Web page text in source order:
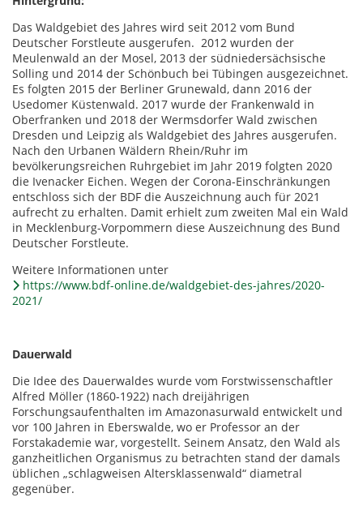
Das Waldgebiet des Jahres wird seit 2012 vom Bund
Deutscher Forstleute ausgerufen. 2012 wurden der
Meulenwald an der Mosel, 2013 der südniedersächsische
Solling und 2014 der Schönbuch bei Tübingen ausgezeichnet.
Es folgten 2015 der Berliner Grunewald, dann 2016 der
Usedomer Küstenwald. 2017 wurde der Frankenwald in
Oberfranken und 2018 der Wermsdorfer Wald zwischen
Dresden und Leipzig als Waldgebiet des Jahres ausgerufen.
Nach den Urbanen Wäldern Rhein/Ruhr im
bevölkerungsreichen Ruhrgebiet im Jahr 2019 folgten 2020
die Ivenacker Eichen. Wegen der Corona-Einschränkungen
entschloss sich der BDF die Auszeichnung auch für 2021
aufrecht zu erhalten. Damit erhielt zum zweiten Mal ein Wald
in Mecklenburg-Vorpommern diese Auszeichnung des Bund
Deutscher Forstleute.
Weitere Informationen unter
https://www.bdf-online.de/waldgebiet-des-jahres/2020-
2021/
Dauerwald
Die Idee des Dauerwaldes wurde vom Forstwissenschaftler
Alfred Möller (1860-1922) nach dreijährigen
Forschungsaufenthalten im Amazonasurwald entwickelt und
vor 100 Jahren in Eberswalde, wo er Professor an der
Forstakademie war, vorgestellt. Seinem Ansatz, den Wald als
ganzheitlichen Organismus zu betrachten stand der damals
üblichen „schlagweisen Altersklassenwald“ diametral
gegenüber.